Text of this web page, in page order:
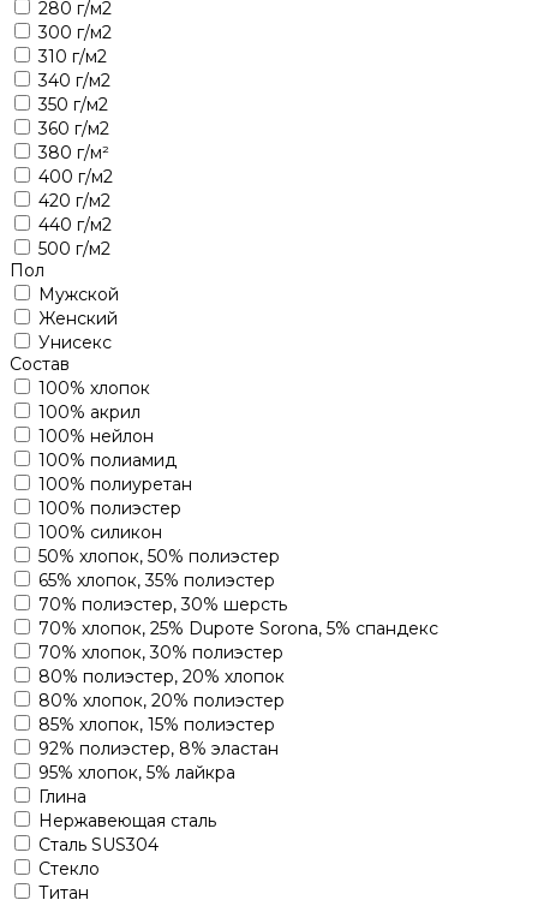
280 г/м2
300 г/м2
310 г/м2
340 г/м2
350 г/м2
360 г/м2
380 г/м²
400 г/м2
420 г/м2
440 г/м2
500 г/м2
Пол
Мужской
Женский
Унисекс
Состав
100% хлопок
100% акрил
100% нейлон
100% полиамид
100% полиуретан
100% полиэстер
100% силикон
50% хлопок, 50% полиэстер
65% хлопок, 35% полиэстер
70% полиэстер, 30% шерсть
70% хлопок, 25% Dupoте Sorona, 5% спандекс
70% хлопок, 30% полиэстер
80% полиэстер, 20% хлопок
80% хлопок, 20% полиэстер
85% хлопок, 15% полиэстер
92% полиэстер, 8% эластан
95% хлопок, 5% лайкра
Глина
Нержавеющая сталь
Сталь SUS304
Стекло
Титан